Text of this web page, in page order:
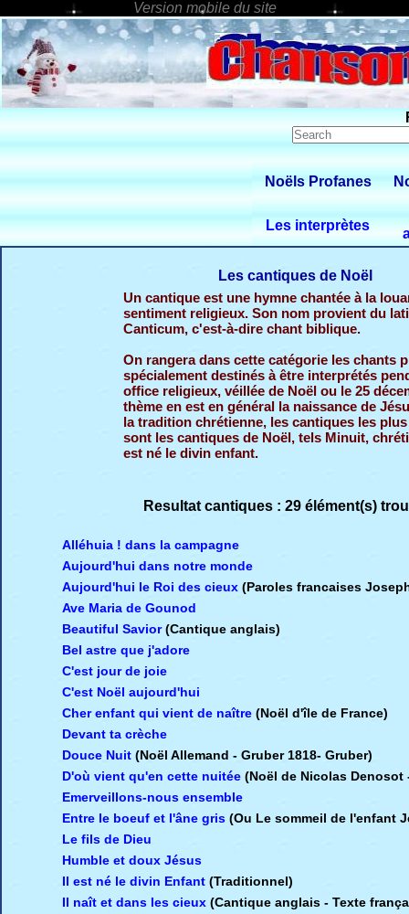
Noëls Profanes
Les interprètes
Les cantiques de Noël
Un cantique est une hymne chantée à la
sentiment religieux. Son nom provient du
Canticum, c'est-à-dire chant biblique.
On rangera dans cette catégorie les chants
spécialement destinés à être interprétés
office religieux, véillée de Noël ou le 25
thème en est en général la naissance de
la tradition chrétienne, les cantiques les
sont les cantiques de Noël, tels Minuit,
est né le divin enfant.
Resultat cantiques : 29 élément(s)
Alléhuia ! dans la campagne
Aujourd'hui dans notre monde
Aujourd'hui le Roi des cieux (Paroles francaises
Ave Maria de Gounod
Beautiful Savior (Cantique anglais)
Bel astre que j'adore
C'est jour de joie
C'est Noël aujourd'hui
Cher enfant qui vient de naître(Noël d'île de France)
Devant ta crèche
Douce Nuit(Noël Allemand - Gruber 1818-Gruber)
D'où vient qu'en cette nuitée (Noël de Nicolas Denosot
Emerveillons-nous ensemble
Entre le boeuf et l'âne gris (Ou Le sommeil de l'enfant
Le fils de Dieu
Humble et doux Jésus
Il est né le divin Enfant (Traditionnel)
Il naît et dans les cieux(Cantique anglais-Texte